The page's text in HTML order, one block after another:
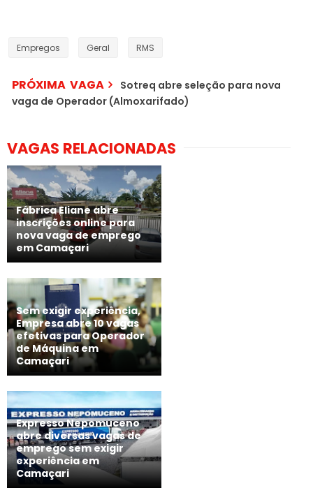
Empregos Geral RMS
PRÓXIMA VAGA
Sotreq abre seleção para nova
vaga de Operador (Almoxarifado)
VAGAS RELACIONADAS
Fábrica Eliane abre
inscrições online para
nova vaga de emprego
em Camaçari
Sem exigir experiência,
Empresa abre 10 vagas
efetivas para Operador
de Máquina em
Camaçari
Expresso Nepomuceno
abre diversas vagas de
emprego sem exigir
experiência em
Camaçari